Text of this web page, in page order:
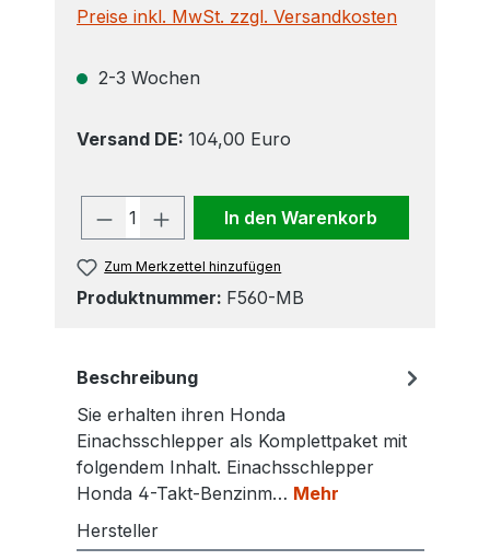
Preise inkl. MwSt. zzgl. Versandkosten
2-3 Wochen
Versand DE: 104,00 Euro
Produkt Anzahl: Gib den
In den Warenkorb
Zum Merkzettel hinzufügen
Produktnummer: F560-MB
Beschreibung
Sie erhalten ihren Honda
Einachsschlepper als Komplettpaket mit
folgendem Inhalt. Einachsschlepper
Honda 4-Takt-Benzinm… Mehr
Hersteller